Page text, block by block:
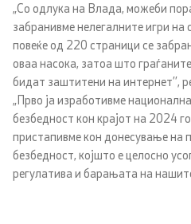
MKSafeNet проект
Отворени податоци
Јавни набавки
Дигитална Европа
„Со одлука на Влада, можеби
забранивме нелегалните игри
повеќе од 220 страници се
оваа насока, затоа што
бидат заштитени на интернет’’,
„Прво ја изработивме
безбедност кон крајот на 2024
пристапивме кон донесување на
безбедност, којшто е целосно
регулатива и барањата на